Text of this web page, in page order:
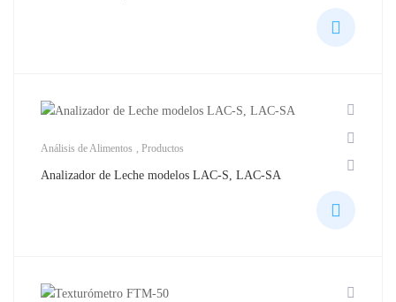
Análisis de Alimentos , Productos
Analizador de Leche modelos LAC-S, LAC-SA